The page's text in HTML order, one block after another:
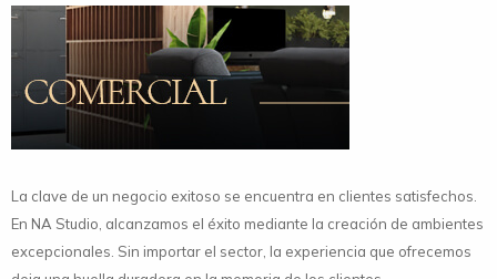
La clave de un negocio exitoso se encuentra en clientes satisfechos.
En NA Studio, alcanzamos el éxito mediante la creación de ambientes
excepcionales. Sin importar el sector, la experiencia que ofrecemos